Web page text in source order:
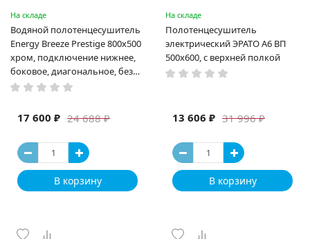
На складе
Водяной полотенцесушитель
Energy Breeze Prestige 800x500
хром, подключение нижнее,
боковое, диагональное, без
полки (EWTRBRZPR0805000000)
24 688 ₽
17 600 ₽
В корзину
На складе
Полотенцесушитель
электрический ЭРАТО А6 ВП
500x600, с верхней полкой
31 996 ₽
13 606 ₽
В корзину